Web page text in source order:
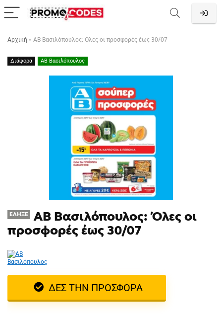
Αρχική » ΑΒ Βασιλόπουλος: Όλες οι προσφορές έως 30/07
Διάφορα ΑΒ Βασιλόπουλος
ΈΛΗΞΕ
ΑΒ Βασιλόπουλος: Όλες οι
προσφορές έως 30/07
ΔΕΣ ΤΗΝ ΠΡΟΣΦΟΡΑ